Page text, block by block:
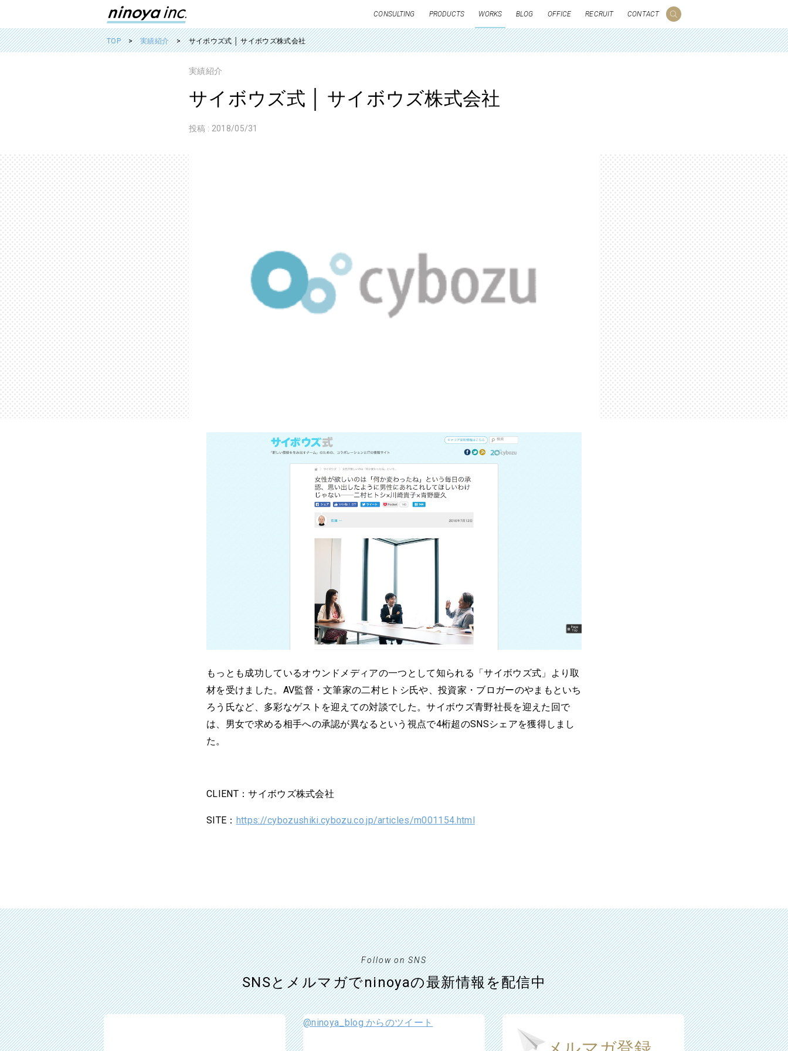
CONSULTING PRODUCTS WORKS BLOG OFFICE RECRUIT CONTACT
TOP 実績紹介 サイボウズ式 │ サイボウズ株式会社
実績紹介
サイボウズ式 │ サイボウズ株式会社
投稿 : 2018/05/31
もっとも成功しているオウンドメディアの一つとして知られる「サイボウズ式」より取
材を受けました。AV監督・文筆家の二村ヒトシ氏や、投資家・ブロガーのやまもといち
ろう氏など、多彩なゲストを迎えての対談でした。サイボウズ青野社長を迎えた回で
は、男女で求める相手への承認が異なるという視点で4桁超のSNSシェアを獲得しまし
た。
CLIENT：サイボウズ株式会社
SITE： https://cybozushiki.cybozu.co.jp/articles/m001154.html
Follow on SNS
SNSとメルマガでninoyaの最新情報を配信中
@ninoya_blog からのツイート